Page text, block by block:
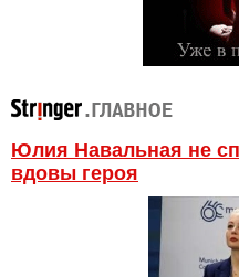
Юлия Навальная не
вдовы героя